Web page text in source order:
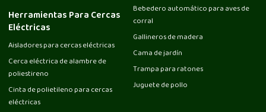
Herramientas Para Cercas
Eléctricas
Aisladores para cercas eléctricas
Cerca eléctrica de alambre de
poliestireno
Cinta de polietileno para cercas
eléctricas
Bebedero automático para aves de
corral
Gallineros de madera
Cama de jardín
Trampa para ratones
Juguete de pollo